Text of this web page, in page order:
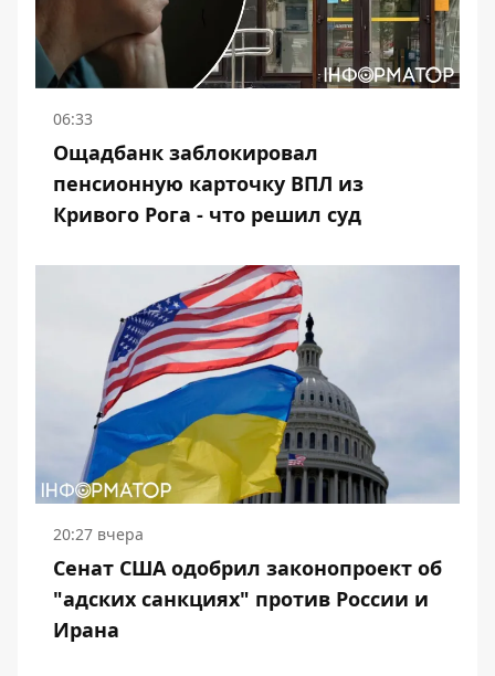
06:33
Ощадбанк заблокировал
пенсионную карточку ВПЛ из
Кривого Рога - что решил суд
20:27 вчера
Сенат США одобрил законопроект об
"адских санкциях" против России и
Ирана